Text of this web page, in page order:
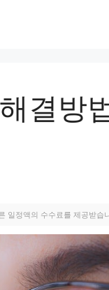
결방
일정액의 수수료를 제공받습